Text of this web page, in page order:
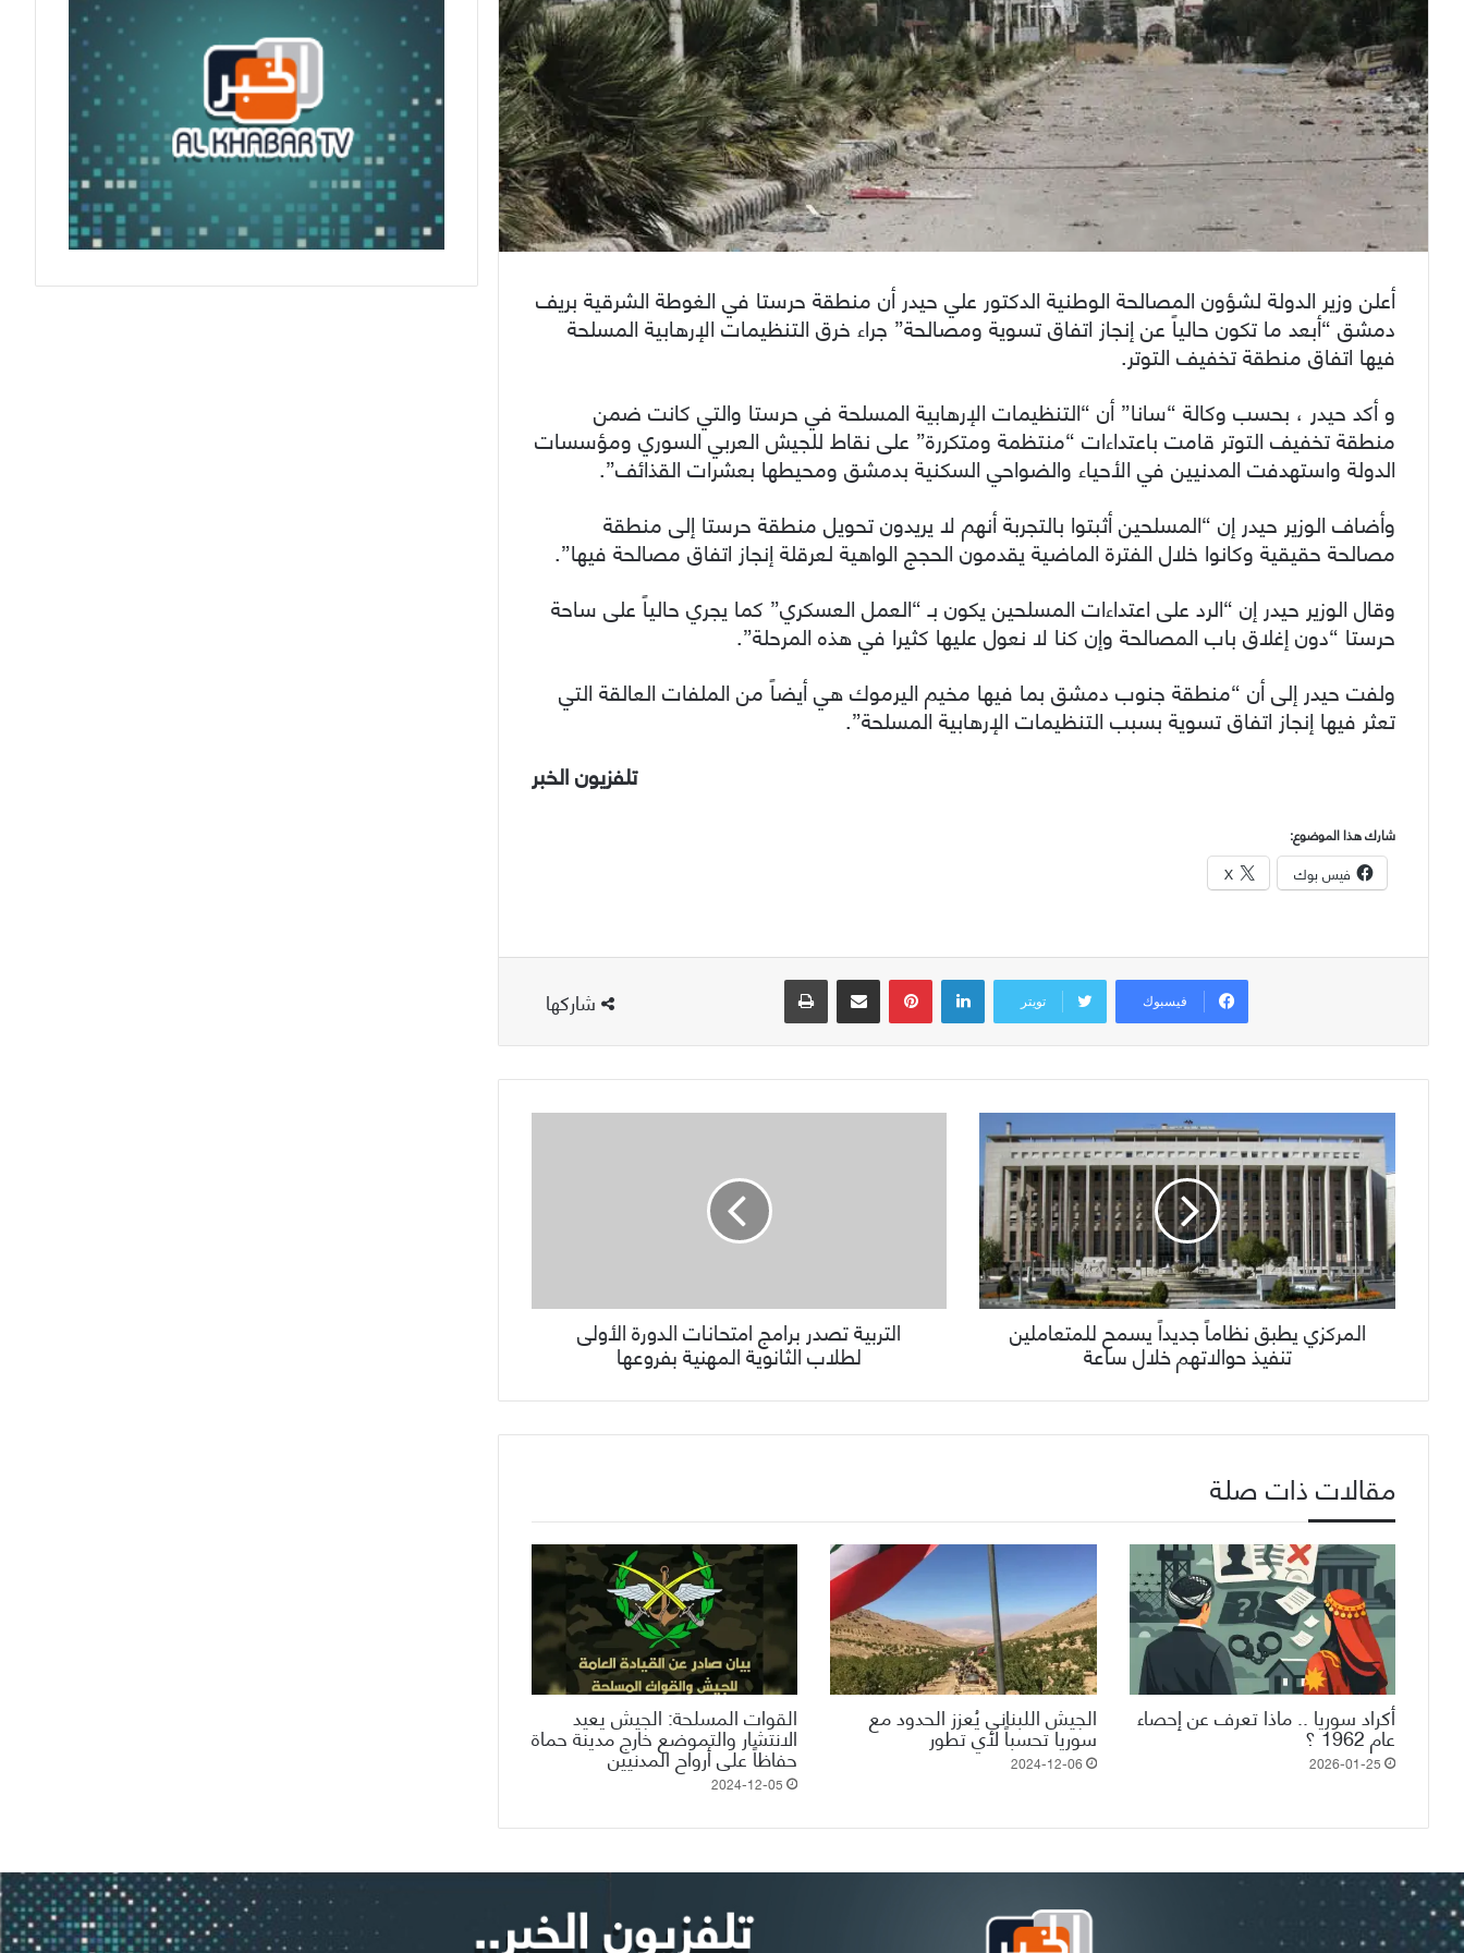
أعلن وزير الدولة لشؤون المصالحة الوطنية الدكتور علي حيدر أن منطقة حرستا في الغوطة الشرقية بريف
دمشق “أبعد ما تكون حالياً عن إنجاز اتفاق تسوية ومصالحة” جراء خرق التنظيمات الإرهابية المسلحة
فيها اتفاق منطقة تخفيف التوتر.
و أكد حيدر ، بحسب وكالة “سانا” أن “التنظيمات الإرهابية المسلحة في حرستا والتي كانت ضمن
منطقة تخفيف التوتر قامت باعتداءات “منتظمة ومتكررة” على نقاط للجيش العربي السوري ومؤسسات
الدولة واستهدفت المدنيين في الأحياء والضواحي السكنية بدمشق ومحيطها بعشرات القذائف”.
وأضاف الوزير حيدر إن “المسلحين أثبتوا بالتجربة أنهم لا يريدون تحويل منطقة حرستا إلى منطقة
مصالحة حقيقية وكانوا خلال الفترة الماضية يقدمون الحجج الواهية لعرقلة إنجاز اتفاق مصالحة فيها”.
وقال الوزير حيدر إن “الرد على اعتداءات المسلحين يكون بـ “العمل العسكري” كما يجري حالياً على ساحة
حرستا “دون إغلاق باب المصالحة وإن كنا لا نعول عليها كثيرا في هذه المرحلة”.
ولفت حيدر إلى أن “منطقة جنوب دمشق بما فيها مخيم اليرموك هي أيضاً من الملفات العالقة التي
تعثر فيها إنجاز اتفاق تسوية بسبب التنظيمات الإرهابية المسلحة”.
تلفزيون الخبر
شارك هذا الموضوع:
فيس بوك X
شاركها فيسبوك تويتر
لينكدإن بينتيريست مشاركة عبر البريد طباعة
المركزي يطبق نظاماً جديداً يسمح للمتعاملين
تنفيذ حوالاتهم خلال ساعة
التربية تصدر برامج امتحانات الدورة الأولى
لطلاب الثانوية المهنية بفروعها
مقالات ذات صلة
أكراد سوريا .. ماذا تعرف عن إحصاء
عام 1962 ؟
2026-01-25
الجيش اللبناني يُعزز الحدود مع
سوريا تحسباً لأي تطور
2024-12-06
القوات المسلحة: الجيش يعيد
الانتشار والتموضع خارج مدينة حماة
حفاظاً على أرواح المدنيين
2024-12-05